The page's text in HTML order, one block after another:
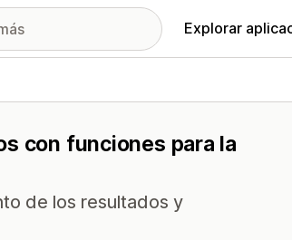
Explorar
con funciones para la
de los resultados y